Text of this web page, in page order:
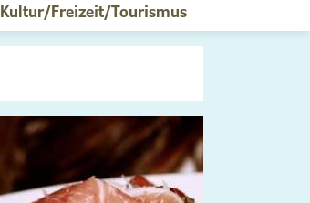
Kultur/Freizeit/Tourismus